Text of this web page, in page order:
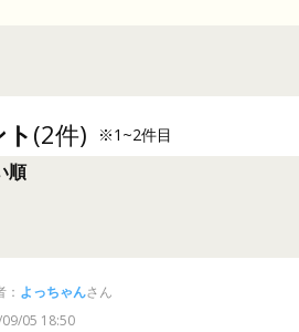
(2件) ※1~2件目
順
よっちゃんさん
05 18:50